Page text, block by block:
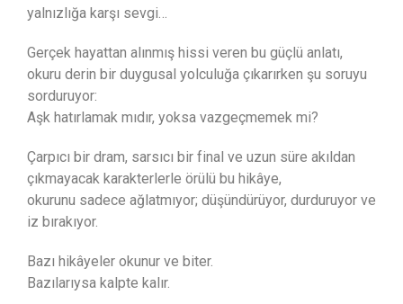
yalnızlığa karşı sevgi…
Gerçek hayattan alınmış hissi veren bu güçlü anlatı,
okuru derin bir duygusal yolculuğa çıkarırken şu soruyu
sorduruyor:
Aşk hatırlamak mıdır, yoksa vazgeçmemek mi?
Çarpıcı bir dram, sarsıcı bir final ve uzun süre akıldan
çıkmayacak karakterlerle örülü bu hikâye,
okurunu sadece ağlatmıyor; düşündürüyor, durduruyor ve
iz bırakıyor.
Bazı hikâyeler okunur ve biter.
Bazılarıysa kalpte kalır.